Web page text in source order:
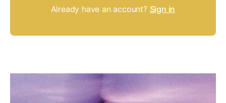
Already have an account? Sign in